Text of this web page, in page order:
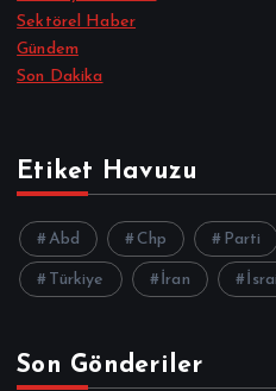
Sektörel Haber
Gündem
Son Dakika
Etiket Havuzu
Abd Chp Parti
Türkiye İran
Son Gönderiler